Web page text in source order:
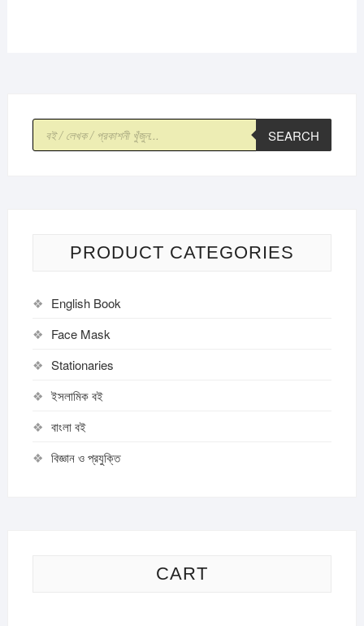
Products
search SEARCH
PRODUCT CATEGORIES
English Book
Face Mask
Stationaries
ইসলামিক বই
বাংলা বই
বিজ্ঞান ও প্রযুক্তি
CART